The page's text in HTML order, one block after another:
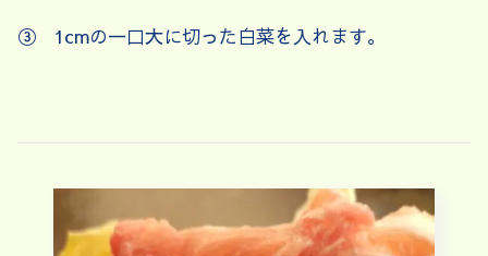
③ 1cmの一口大に切った白菜を入れます。